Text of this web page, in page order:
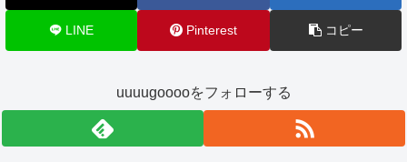
LINE Pinterest コピー
uuuugooooをフォローする